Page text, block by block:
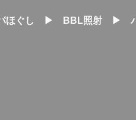
ほぐし ▶ BBL照射 ▶